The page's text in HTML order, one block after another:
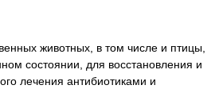
животных, в том числе и птицы,
состоянии, для восстановления и
лечения антибиотиками и